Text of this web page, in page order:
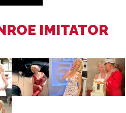
IMITATOR